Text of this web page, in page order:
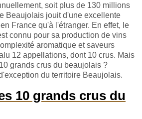
soit plus de 130 millions
Beaujolais jouit d'une excellente
France qu'à l'étranger. En effet, le
connu pour sa production de vins
aromatique et saveurs
12 appellations, dont 10 crus. Mais
grands crus du beaujolais ?
du territoire Beaujolais.
10 grands crus du